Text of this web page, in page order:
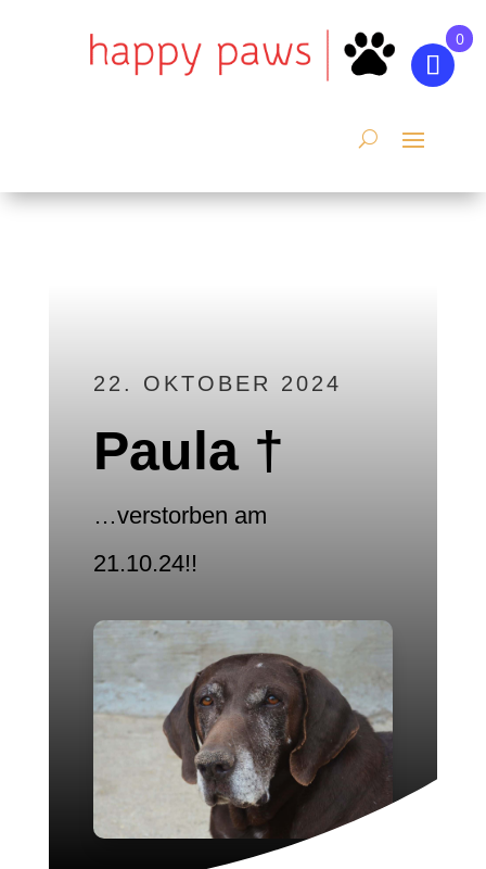
0
22. OKTOBER 2024
Paula †
…verstorben am
21.10.24!!